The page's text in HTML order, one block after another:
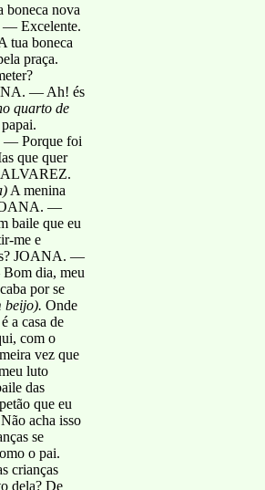
nova
— Excelente.
tua boneca
praça.
— Ah! és
quarto de
— Porque foi
que quer
ALVAREZ.
A menina
—
baile que eu
me e
JOANA. —
dia, meu
por se
beijo). Onde
a casa de
com o
vez que
luto
das
que eu
acha isso
se
o pai.
crianças
dela? De